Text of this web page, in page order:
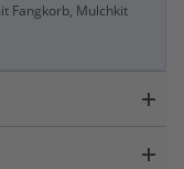
Fangkorb, Mulchkit